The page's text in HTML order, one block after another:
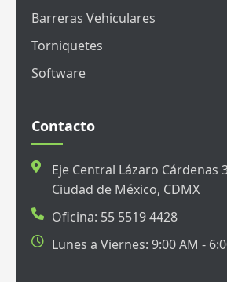
Barreras Vehiculares
Torniquetes
Software
Contacto
Eje Central Lázaro Cárdenas
Ciudad de México, CDMX
Oficina: 55 5519 4428
Lunes a Viernes: 9:00 AM -